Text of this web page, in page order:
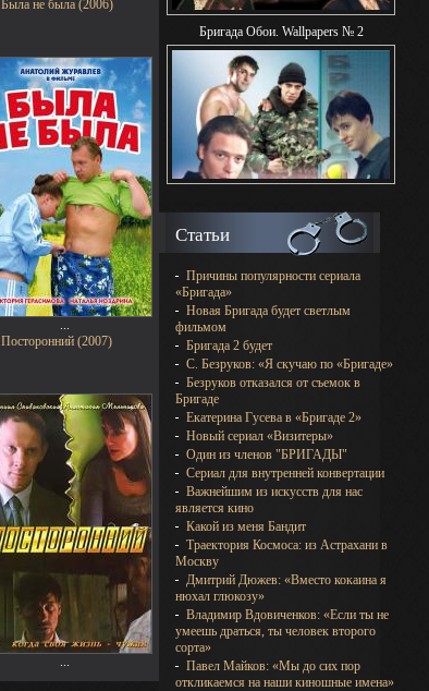
Была не была (2006)
...
Посторонний (2007)
...
Бригада Обои. Wallpapers № 2
Статьи
Причины популярности сериала
«Бригада»
Новая Бригада будет светлым
фильмом
Бригада 2 будет
С. Безруков: «Я скучаю по «Бригаде»
Безруков отказался от съемок в
Бригаде
Екатерина Гусева в «Бригаде 2»
Новый сериал «Визитеры»
Один из членов "БРИГАДЫ"
Сериал для внутренней конвертации
Важнейшим из искусств для нас
является кино
Какой из меня Бандит
Траектория Космоса: из Астрахани в
Москву
Дмитрий Дюжев: «Вместо кокаина я
нюхал глюкозу»
Владимир Вдовиченков: «Если ты не
умеешь драться, ты человек второго
сорта»
Павел Майков: «Мы до сих пор
откликаемся на наши киношные имена»